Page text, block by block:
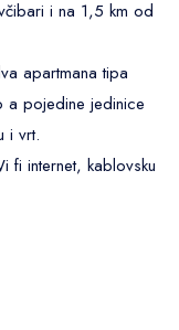
i na 1,5 km od
apartmana tipa
a pojedine jedinice
i vrt.
fi internet, kablovsku